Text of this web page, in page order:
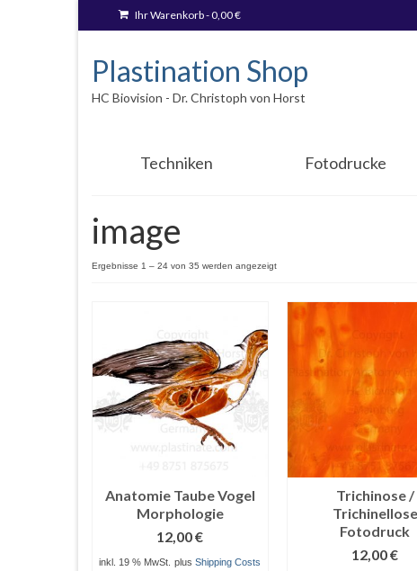
Ihr Warenkorb-0,00€
Plastination Shop
HC Biovision - Dr. Christoph von Horst
Techniken Fotodrucke
image
Ergebnisse 1 – 24 von 35 werden angezeigt
Anatomie Taube Vogel
Morphologie
12,00€
inkl. 19 % MwSt. plusShipping Costs
Trichinose /
Trichinellose
Fotodruck
12,00€